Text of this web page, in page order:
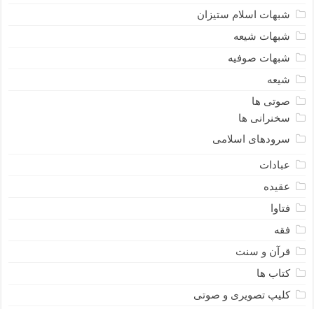
شبهات اسلام ستیزان
شبهات شیعه
شبهات صوفیه
شیعه
صوتی ها
سخنرانی ها
سرودهای اسلامی
عبادات
عقیده
فتاوا
فقه
قرآن و سنت
کتاب ها
کلیپ تصویری و صوتی